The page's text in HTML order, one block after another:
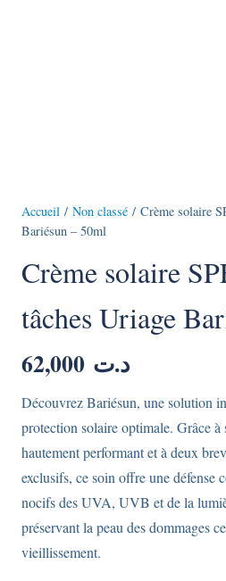
Accueil / Non classé / Crème solaire
Bariésun – 50ml
Crème solaire
tâches Uriage
د.ت
Découvrez Bariésun, une solution
protection solaire optimale. Grâce
hautement performant et à deux
exclusifs, ce soin offre une défense
nocifs des UVA, UVB et de la
préservant la peau des dommages
vieillissement.